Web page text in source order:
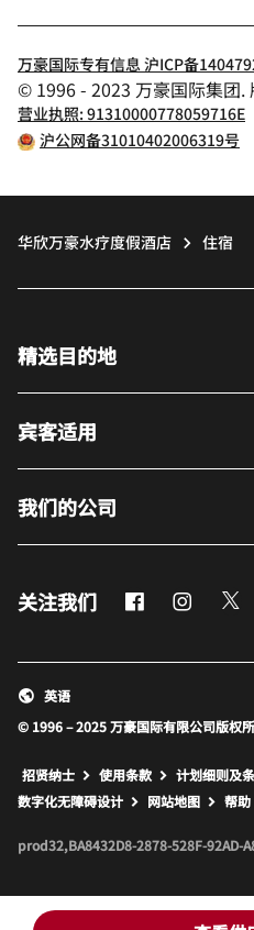
万豪国际专有信息 沪ICP备
© 1996 - 2023 万豪国际集团.
营业执照: 91310000778059716E
沪公网备31010402006319号
华欣万豪水疗度假酒店 住宿
精选目的地
宾客适用
我们的公司
关注我们 Facebook
© 1996 – 2025 万豪国际有限公司版权
英语
招贤纳士 使用条款 计划细则及
数字化无障碍设计
网站地图 打
帮助
prod32,BA8432D8-2878-528F-92AD-